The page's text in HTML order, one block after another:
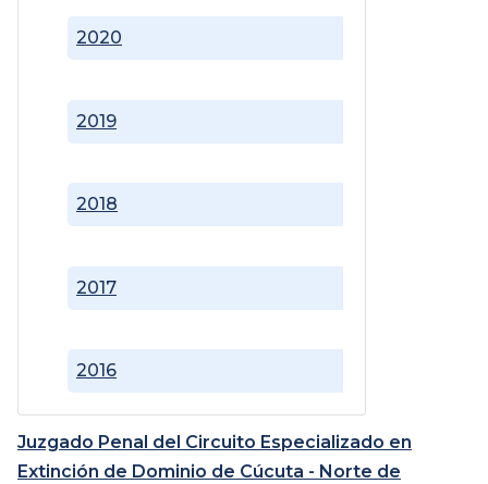
2016
2017
2018
2019
2020
Juzgado Penal del Circuito Especializado en
Extinción de Dominio de Cúcuta - Norte de